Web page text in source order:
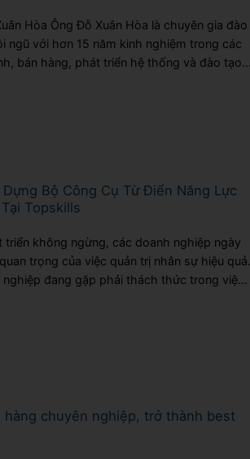
Hòa Ông Đỗ Xuân Hòa là chuyên gia đào
ngũ với hơn 15 năm kinh nghiệm trong các
bán hàng, phát triển hệ thống và đào tạo
Bộ Công Cụ Từ Điển Năng Lực
Topskills
triển không ngừng, các doanh nghiệp ngày
trọng của việc quản trị nhân sự hiệu quả.
đang gặp phải thách thức trong việc
hàng chuyên nghiệp, trở thành best